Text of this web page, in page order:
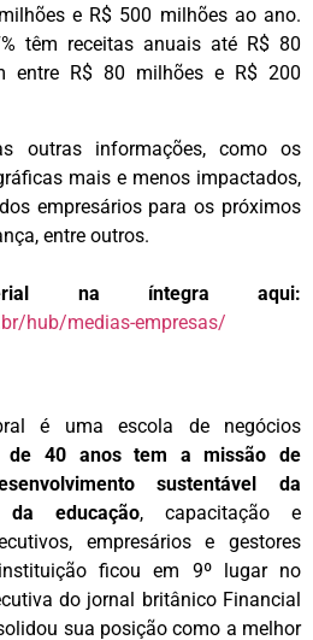
e R$ 500 milhões ao ano.
têm receitas anuais até R$ 80
entre R$ 80 milhões e R$ 200
outras informações, como os
mais e menos impactados,
empresários para os próximos
entre outros.
na íntegra aqui:
hub/medias-empresas/
é uma escola de negócios
de 40 anos tem a missão de
sustentável da
educação, capacitação e
empresários e gestores
ficou em 9º lugar no
do jornal britânico Financial
sua posição como a melhor